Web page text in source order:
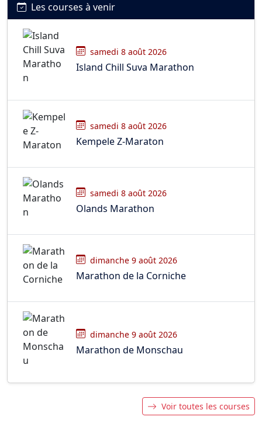
Les courses à venir
samedi 8 août 2026
Island Chill Suva Marathon
samedi 8 août 2026
Kempele Z-Maraton
samedi 8 août 2026
Olands Marathon
dimanche 9 août 2026
Marathon de la Corniche
dimanche 9 août 2026
Marathon de Monschau
Voir toutes les courses